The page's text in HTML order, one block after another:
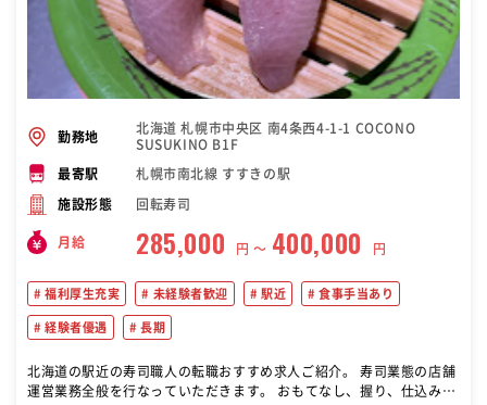
勤務地
北海道 札幌市中央区 南4条西4-1-1 COCONO
SUSUKINO B1F
最寄駅 札幌市南北線 すすきの駅
施設形態 回転寿司
月給 285,000 円 〜 400,000 円
福利厚生充実 未経験者歓迎 駅近 食事手当あり
経験者優遇 長期
北海道の駅近の寿司職人の転職おすすめ求人ご紹介。 寿司業態の店舗
運営業務全般を行なっていただきます。 おもてなし、握り、仕込み、